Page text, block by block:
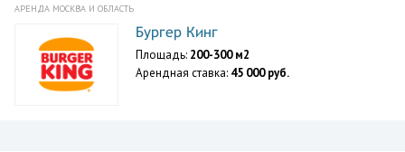
АРЕНДА МОСКВА И ОБЛАСТЬ
Бургер Кинг
Площадь: 200-300 м2
Арендная ставка: 45 000 руб.